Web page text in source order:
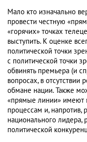
Мало кто изначально
провести честную
«горячих» точках
выступить. К оценке
политической точки
с политической точки
обвинять премьера (и
вопросах, в
обмане нации. Также
«прямые линии» имеют
процессам и, напротив,
национального лидера,
политической